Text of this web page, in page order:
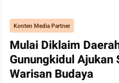
Konten Media Partner
Mulai Diklaim
Gunungkidul Ajukan
Warisan Budaya